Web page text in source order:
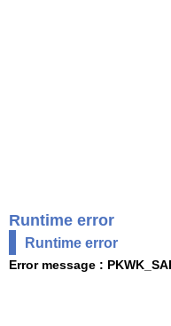
Runtime error
Runtime error
Error message :